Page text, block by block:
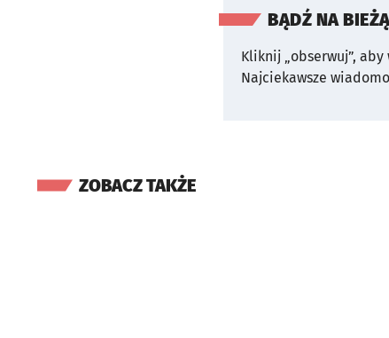
BĄDŹ NA
Kliknij „obserwuj”,
Najciekawsze
ZOBACZ TAKŻE